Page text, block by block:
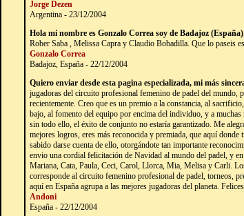
Jorge Dezen
Argentina - 23/12/2004
Hola mi nombre es Gonzalo Correa soy de Badajoz (España)
Rober Saba , Melissa Capra y Claudio Bobadilla. Que lo paseis
Gonzalo Correa
Badajoz, España - 22/12/2004
Quiero enviar desde esta pagina especializada, mi más
jugadoras del circuito profesional femenino de padel del mundo,
recientemente. Creo que es un premio a la constancia, al
bajo, al fomento del equipo por encima del individuo, y a muchas
sin todo ello, el éxito de conjunto no estaría garantizado. Me
mejores logros, eres más reconocida y premiada, que aquí
sabido darse cuenta de ello, otorgándote tan importante
envio una cordial felicitación de Navidad al mundo del padel, y
Mariana, Cata, Paula, Ceci, Carol, Llorca, Mia, Melisa y Carli.
corresponde al circuito femenino profesional de padel, torneos,
aquí en España agrupa a las mejores jugadoras del planeta.
Andoni
España - 22/12/2004